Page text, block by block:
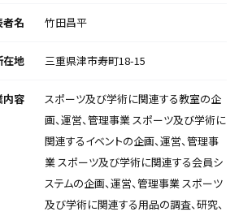
者名 竹田昌平
在地 三重県津市寿町18-15
内容
スポーツ及び学術に関連する教室の企
画、運営、管理事業 スポーツ及び学術に
関連するイベントの企画、運営、管理事
業 スポーツ及び学術に関連する会員シ
ステムの企画、運営、管理事業 スポーツ
及び学術に関連する用品の調査、研究、